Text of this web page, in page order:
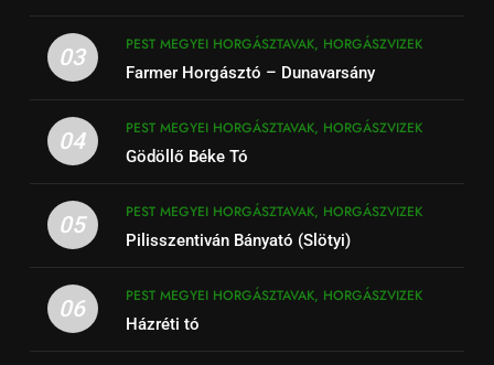
03
PEST MEGYEI HORGÁSZTAVAK, HORGÁSZVIZEK
Farmer Horgásztó – Dunavarsány
04
PEST MEGYEI HORGÁSZTAVAK, HORGÁSZVIZEK
Gödöllő Béke Tó
05
PEST MEGYEI HORGÁSZTAVAK, HORGÁSZVIZEK
Pilisszentiván Bányató (Slötyi)
06
PEST MEGYEI HORGÁSZTAVAK, HORGÁSZVIZEK
Házréti tó